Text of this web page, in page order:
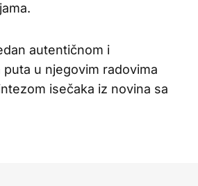
autentičnom i
u njegovim radovima
isečaka iz novina sa